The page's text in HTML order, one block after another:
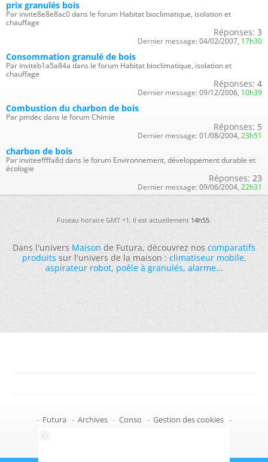
prix granulés bois
Par invite8e8e8ac0 dans le forum Habitat bioclimatique, isolation et
chauffage
Réponses: 3
Dernier message: 04/02/2007, 17h30
Consommation granulé de bois
Par inviteb1a5a84a dans le forum Habitat bioclimatique, isolation et
chauffage
Réponses: 4
Dernier message: 09/12/2006, 10h39
Combustion du charbon de bois
Par pmdec dans le forum Chimie
Réponses: 5
Dernier message: 01/08/2004, 23h51
charbon de bois
Par inviteeffffa8d dans le forum Environnement, développement durable et
écologie
Réponses: 23
Dernier message: 09/06/2004, 22h31
Fuseau horaire GMT +1. Il est actuellement14h55.
Dans l'universMaisonde Futura, découvrez noscomparatifs
produitssur l'univers de la maison :climatiseur mobile,
aspirateur robot,poêle à granulés,alarme...
- Futura - Archives - Conso - Gestion des cookies -